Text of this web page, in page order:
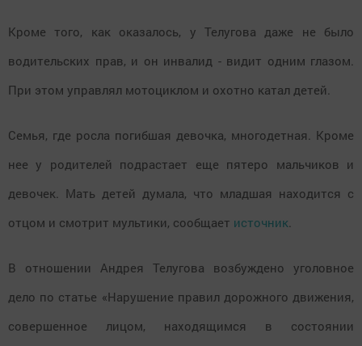
Кроме того, как оказалось, у Телугова даже не было
водительских прав, и он инвалид - видит одним глазом.
При этом управлял мотоциклом и охотно катал детей.
Семья, где росла погибшая девочка, многодетная. Кроме
нее у родителей подрастает еще пятеро мальчиков и
девочек. Мать детей думала, что младшая находится с
отцом и смотрит мультики, сообщает источник.
В отношении Андрея Телугова возбуждено уголовное
дело по статье «Нарушение правил дорожного движения,
совершенное лицом, находящимся в состоянии